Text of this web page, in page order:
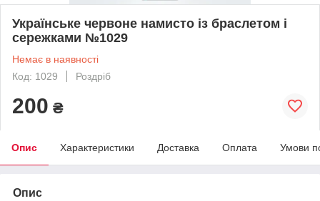
Українське червоне намисто із браслетом і
сережками №1029
Немає в наявності
Код: 1029
Роздріб
200 ₴
Опис Характеристики Доставка Оплата Умови
Опис